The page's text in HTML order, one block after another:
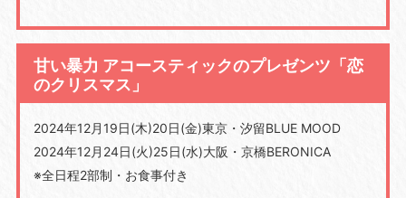
甘い暴力 アコースティックのプレゼンツ「恋
のクリスマス」
2024年12月19日(木)20日(金)東京・汐留BLUE MOOD
2024年12月24日(火)25日(水)大阪・京橋BERONICA
※全日程2部制・お食事付き